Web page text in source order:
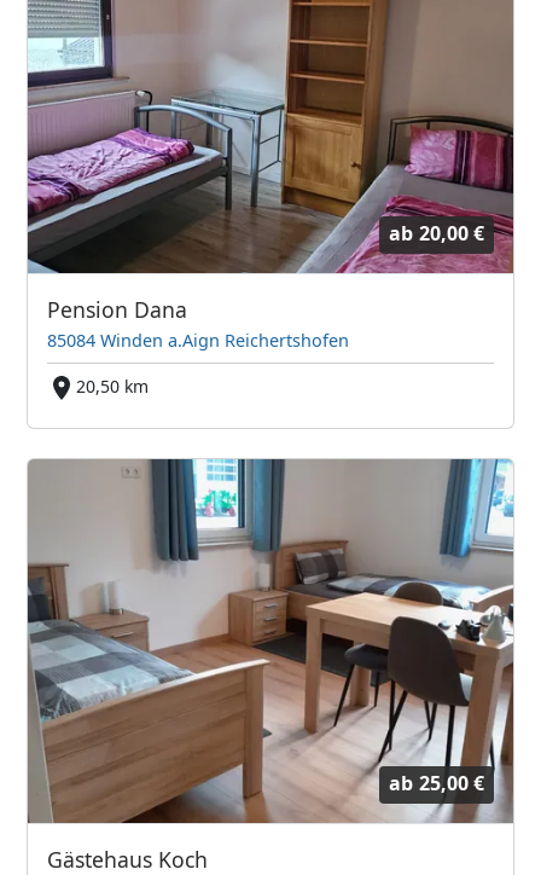
ab 20,00 €
Pension Dana
85084 Winden a.Aign Reichertshofen
20,50 km
ab 25,00 €
Gästehaus Koch